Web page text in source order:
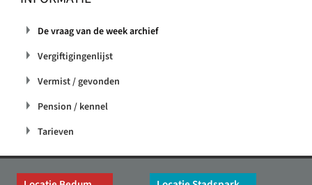
De vraag van de week archief
Vergiftigingenlijst
Vermist / gevonden
Pension / kennel
Tarieven